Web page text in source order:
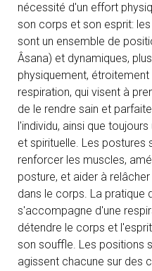
nécessité d'un effort
son corps et son esprit:
sont un ensemble de
Âsana) et dynamiques,
physiquement,
respiration, qui visent à
de le rendre sain et
l'individu, ainsi que
et spirituelle. Les
renforcer les muscles,
posture, et aider à
dans le corps. La pratique
s'accompagne d'une
détendre le corps et
son souffle. Les positions
agissent chacune sur des